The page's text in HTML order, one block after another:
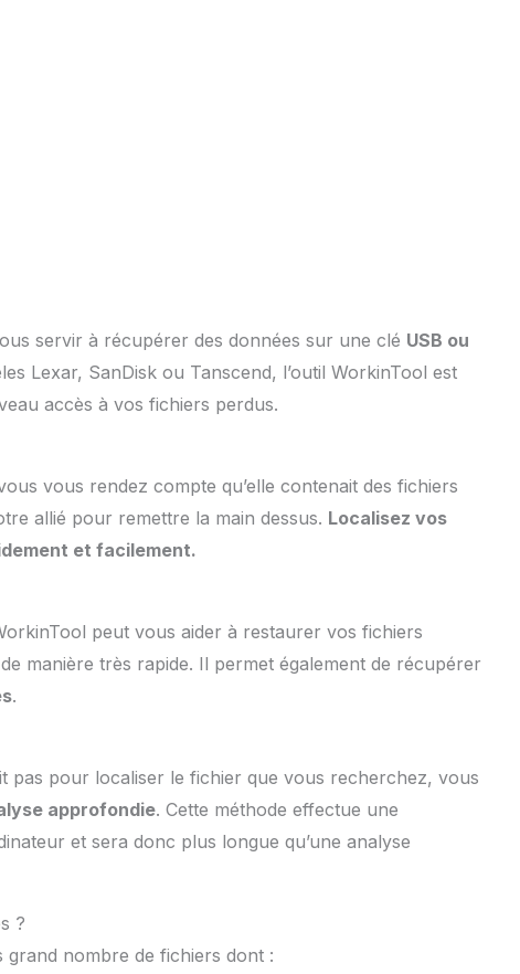
servir à récupérer des données sur une clé USB ou
Lexar, SanDisk ou Tanscend, l’outil WorkinTool est
accès à vos fichiers perdus.
vous rendez compte qu’elle contenait des fichiers
allié pour remettre la main dessus. Localisez vos
et facilement.
peut vous aider à restaurer vos fichiers
de manière très rapide. Il permet également de récupérer
.
pas pour localiser le fichier que vous recherchez, vous
approfondie. Cette méthode effectue une
et sera donc plus longue qu’une analyse
?
nombre de fichiers dont :